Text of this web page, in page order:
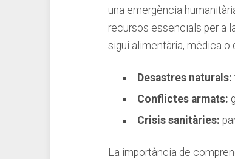
una⁢ emergència
recursos essencials per⁣ a​
⁢sigui alimentària, ⁢mèdica o
Desastres‍ naturals:
Conflictes armats:
Crisis sanitàries:
La ⁤importància de